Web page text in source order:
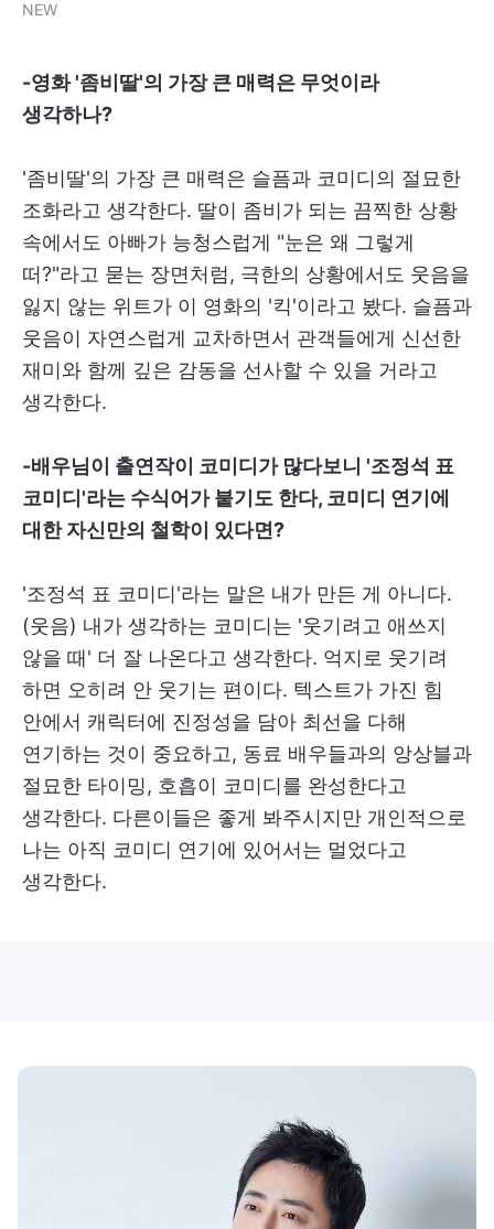
NEW
-영화 '좀비딸'의 가장 큰 매력은 무엇이라
생각하나?
'좀비딸'의 가장 큰 매력은 슬픔과 코미디의 절묘한
조화라고 생각한다. 딸이 좀비가 되는 끔찍한 상황
속에서도 아빠가 능청스럽게 "눈은 왜 그렇게
떠?"라고 묻는 장면처럼, 극한의 상황에서도 웃음을
잃지 않는 위트가 이 영화의 '킥'이라고 봤다. 슬픔과
웃음이 자연스럽게 교차하면서 관객들에게 신선한
재미와 함께 깊은 감동을 선사할 수 있을 거라고
생각한다.
-배우님이 출연작이 코미디가 많다보니 '조정석 표
코미디'라는 수식어가 붙기도 한다, 코미디 연기에
대한 자신만의 철학이 있다면?
'조정석 표 코미디'라는 말은 내가 만든 게 아니다.
(웃음) 내가 생각하는 코미디는 '웃기려고 애쓰지
않을 때' 더 잘 나온다고 생각한다. 억지로 웃기려
하면 오히려 안 웃기는 편이다. 텍스트가 가진 힘
안에서 캐릭터에 진정성을 담아 최선을 다해
연기하는 것이 중요하고, 동료 배우들과의 앙상블과
절묘한 타이밍, 호흡이 코미디를 완성한다고
생각한다. 다른이들은 좋게 봐주시지만 개인적으로
나는 아직 코미디 연기에 있어서는 멀었다고
생각한다.